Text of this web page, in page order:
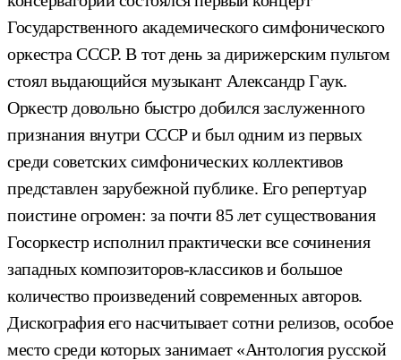
Государственного академического симфонического
оркестра СССР. В тот день за дирижерским пультом
стоял выдающийся музыкант Александр Гаук.
Оркестр довольно быстро добился заслуженного
признания внутри СССР и был одним из первых
среди советских симфонических коллективов
представлен зарубежной публике. Его репертуар
поистине огромен: за почти 85 лет существования
Госоркестр исполнил практически все сочинения
западных композиторов-классиков и большое
количество произведений современных авторов.
Дискография его насчитывает сотни релизов, особое
место среди которых занимает «Антология русской